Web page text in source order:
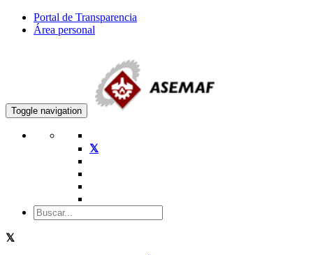
Portal de Transparencia
Área personal
Toggle navigation